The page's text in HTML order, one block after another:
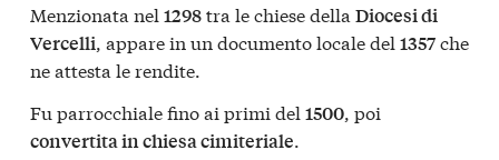
Menzionata nel 1298tra le chiese della Diocesi di
Vercelli, appare in un documento locale del 1357che
ne attesta le rendite.
Fu parrocchiale fino ai primi del 1500, poi
convertita in chiesa cimiteriale.